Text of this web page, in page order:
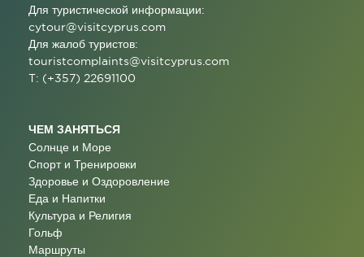
Для туристической информации:
cytour@visitcyprus.com
Для жалоб туристов:
touristcomplaints@visitcyprus.com
T: (+357) 22691100
ЧЕМ ЗАНЯТЬСЯ
Солнце и Море
Спорт и Тренировки
Здоровье и Оздоровление
Еда и Напитки
Культура и Религия
Гольф
Маршруты